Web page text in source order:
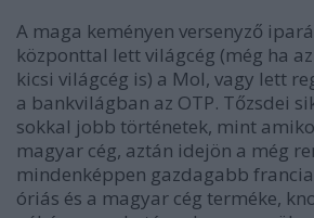
A maga keményen versenyző
központtal lett világcég (még ha
kicsi világcég is) a Mol, vagy lett
a bankvilágban az OTP. Tőzsdei
sokkal jobb történetek, mint
magyar cég, aztán idejön a még
mindenképpen gazdagabb
óriás és a magyar cég terméke,